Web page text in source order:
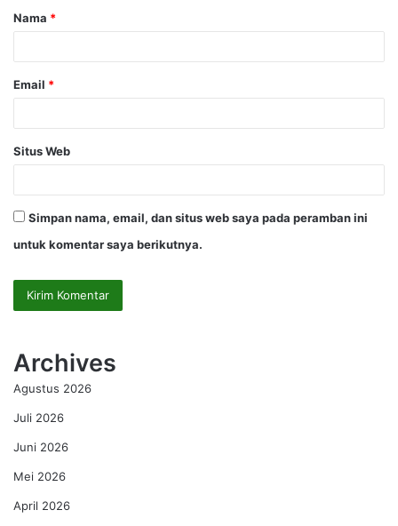
r
Nama *
Email *
Situs Web
Simpan nama, email, dan situs web saya pada peramban ini
untuk komentar saya berikutnya.
Archives
Agustus 2026
Juli 2026
Juni 2026
Mei 2026
April 2026